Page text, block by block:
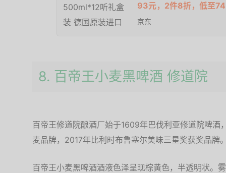
93元，2件8折，低至
京东
8. 百帝王小麦黑啤酒 修道院
百帝王修道院酿酒厂始于1609年巴伐利亚修道院啤酒
麦品牌，2017年比利时布鲁塞尔美味三星奖获奖品牌
百帝王小麦黑啤酒酒液色泽呈现棕黄色，半透明状。